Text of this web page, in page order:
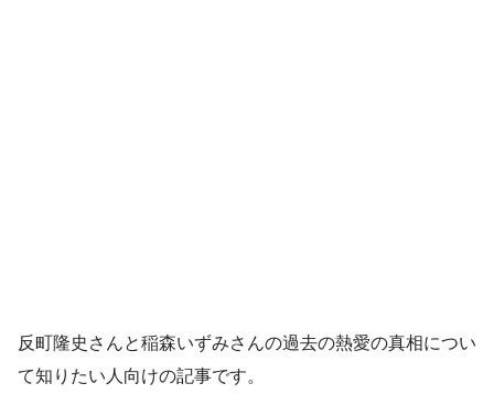
反町隆史さんと稲森いずみさんの過去の熱愛の真相につい
て知りたい人向けの記事です。